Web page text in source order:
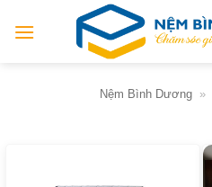
Nệm Bình Dương »